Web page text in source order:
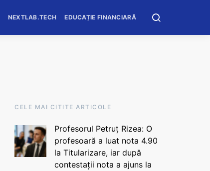
NEXTLAB.TECH EDUCAȚIE FINANCIARĂ
CELE MAI CITITE ARTICOLE
Profesorul Petruț Rizea: O
profesoară a luat nota 4.90
la Titularizare, iar după
contestații nota a ajuns la